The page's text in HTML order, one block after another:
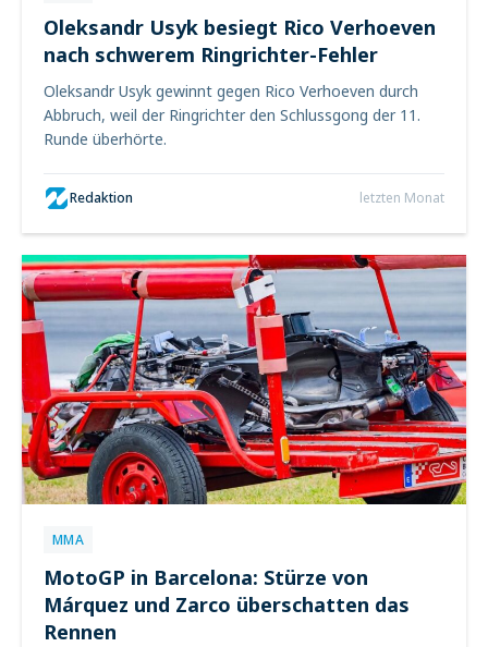
Oleksandr Usyk besiegt Rico Verhoeven
nach schwerem Ringrichter-Fehler
Oleksandr Usyk gewinnt gegen Rico Verhoeven durch
Abbruch, weil der Ringrichter den Schlussgong der 11.
Runde überhörte.
Redaktion letzten Monat
MMA
MotoGP in Barcelona: Stürze von
Márquez und Zarco überschatten das
Rennen